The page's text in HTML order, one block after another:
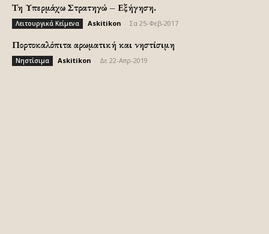
Τη Υπερμάχω Στρατηγώ – Εξήγηση.
Λειτουργικά Κείμενα Askitikon Σα 25-Φεβ-2017
Πορτοκαλόπιτα αρωματική και νηστίσιμη
Νηστίσιμα Askitikon Δε 22-Απρ-2019